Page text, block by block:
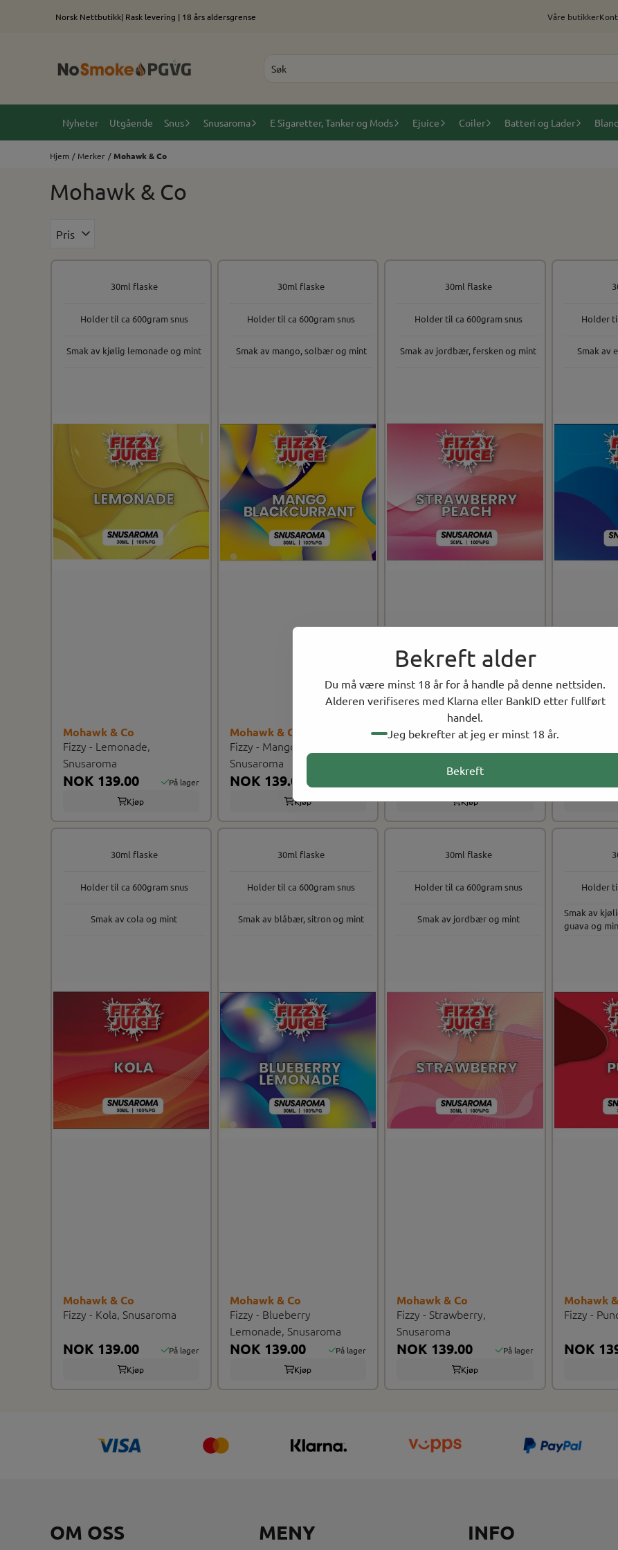
Bekreft alder
Du må være minst 18 år for å handle på denne nettsiden.
Alderen verifiseres med Klarna eller BankID etter fullført
handel.
Jeg bekrefter at jeg er minst 18 år.
Bekreft
Hopp til innholdNorsk Nettbutikk| Rask levering | 18 års aldersgrense Våre butikker
Nyheter Utgående Snus Snusaroma E Sigaretter, Tanker og Mods Ejuice Coiler Batteri og Lader
Hjem / Merker / Mohawk & Co
Mohawk & Co
Pris
Mohawk & Co
Fizzy - Lemonade,
Snusaroma
NOK 139.00
På lager
Kjøp
30ml flaske
Holder til ca 600gram snus
Smak av kjølig lemonade og mint
Mohawk & Co
Fizzy - Mango Blackcurrant,
Snusaroma
NOK 139.00
Kjøp
30ml flaske
Holder til ca 600gram snus
Smak av mango, solbær og mint
Mohawk & Co
Fizzy - Strawberry Peach,
NOK 139.00
Kjøp
30ml flaske
Holder til ca 600gram snus
Smak av jordbær, fersken og mint
Fizzy -
NOK
Holder
Smak av
Mohawk & Co
Fizzy - Kola, Snusaroma
NOK 139.00
På lager
Kjøp
30ml flaske
Holder til ca 600gram snus
Smak av cola og mint
Mohawk & Co
Fizzy - Blueberry
Lemonade, Snusaroma
NOK 139.00
På lager
Kjøp
30ml flaske
Holder til ca 600gram snus
Smak av blåbær, sitron og mint
Mohawk & Co
Fizzy - Strawberry,
Snusaroma
NOK 139.00
På lager
Kjøp
30ml flaske
Holder til ca 600gram snus
Smak av jordbær og mint
Mohawk
Fizzy -
NOK
Holder
Smak av
guava og
OM OSS MENY INFO